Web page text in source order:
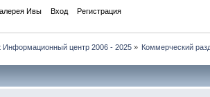
Ивы Вход Регистрация
Информационный центр 2006 - 2025» Коммерческий